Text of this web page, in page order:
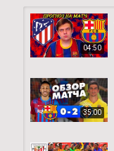
04:50
35:00